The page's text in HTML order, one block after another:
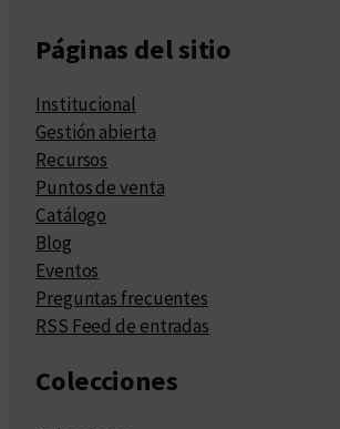
Páginas del sitio
Institucional
Gestión abierta
Recursos
Puntos de venta
Catálogo
Blog
Eventos
Preguntas frecuentes
RSS Feed de entradas
Colecciones